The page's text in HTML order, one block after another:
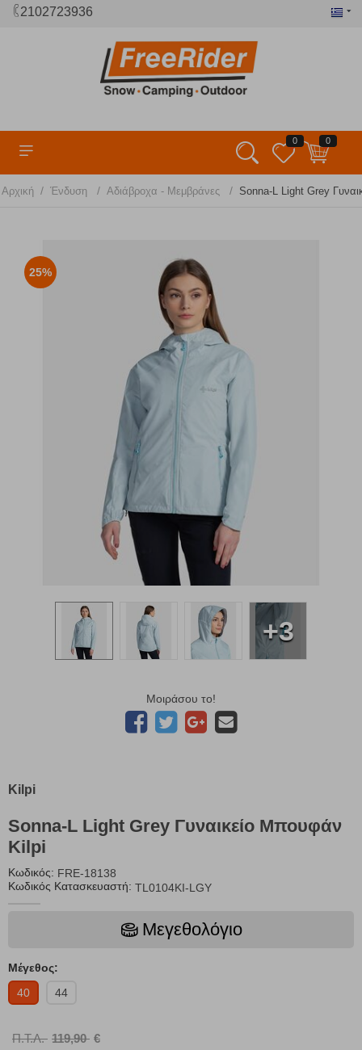
2102723936
0 0
Αρχική / Ένδυση / Αδιάβροχα - Μεμβράνες / Sonna-L Light Grey
25%
+3
Μοιράσου το!
Kilpi
Sonna-L Light Grey Γυναικείο Μπουφάν
Kilpi
Κωδικός: FRE-18138
Κωδικός Κατασκευαστή: TL0104KI-LGY
Μεγεθολόγιο
Μέγεθος:
40
44
Π.Τ.Λ. 119,90 €